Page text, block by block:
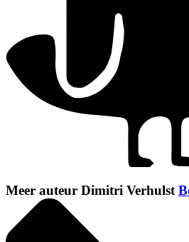
Meer auteur Dimitri Verhulst